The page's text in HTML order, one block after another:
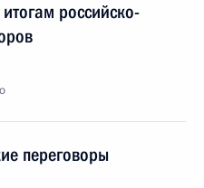
российско-
переговоры